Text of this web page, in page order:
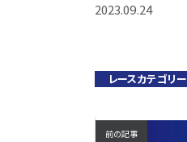
2023.09.24
レースカテゴリー
前の記事